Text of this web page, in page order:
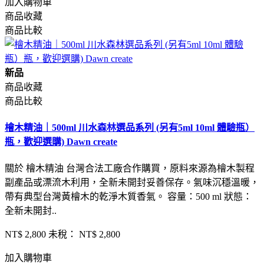
商品收藏
商品比較
新品
商品收藏
商品比較
檜木精油｜500ml 川水森林選品系列 (另有5ml 10ml 體驗瓶）
瓶，歡迎選購) Dawn create
關於 檜木精油 台灣合法工廠合作購買，原料來源為檜木製程
副產品或漂流木利用，全新未開封妥善保存。氣味沉穩溫暖，
帶有典型台灣黃檜木的乾淨木質香氣。 容量：500 ml 狀態：
全新未開封..
NT$ 2,800 未稅： NT$ 2,800
加入購物車